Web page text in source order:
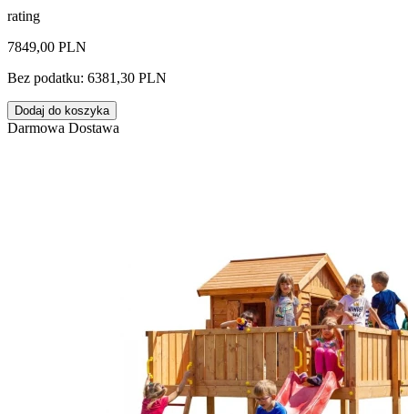
rating
7849,00 PLN
Bez podatku: 6381,30 PLN
Dodaj do koszyka
Darmowa Dostawa